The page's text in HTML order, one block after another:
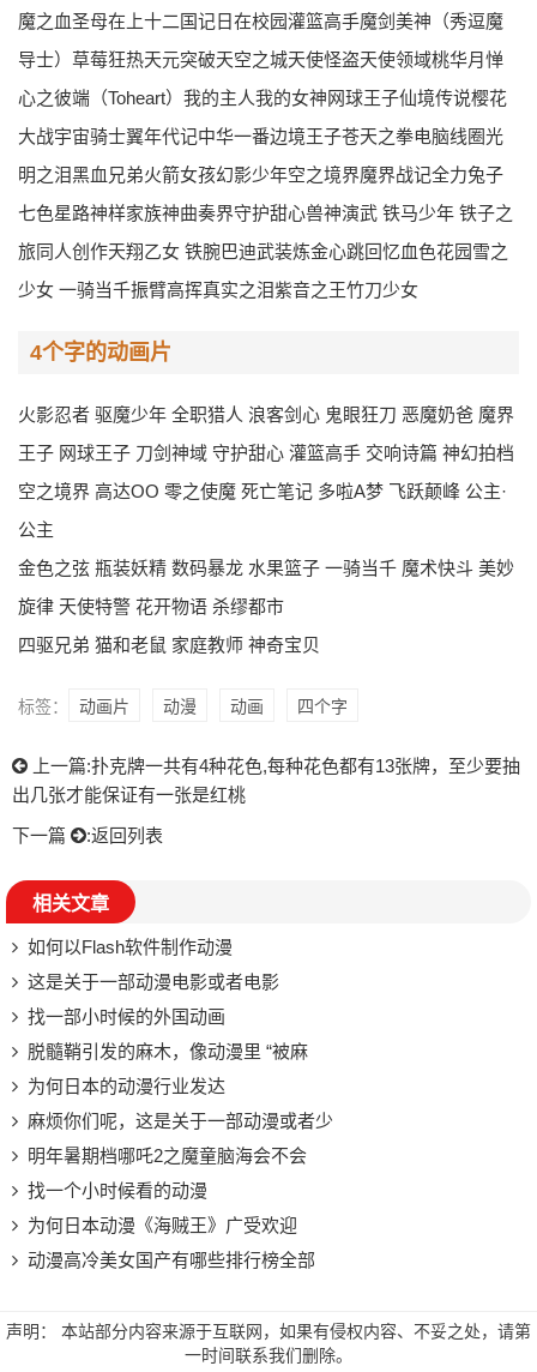
魔之血圣母在上十二国记日在校园灌篮高手魔剑美神（秀逗魔
导士）草莓狂热天元突破天空之城天使怪盗天使领域桃华月惮
心之彼端（Toheart）我的主人我的女神网球王子仙境传说樱花
大战宇宙骑士翼年代记中华一番边境王子苍天之拳电脑线圈光
明之泪黑血兄弟火箭女孩幻影少年空之境界魔界战记全力兔子
七色星路神样家族神曲奏界守护甜心兽神演武 铁马少年 铁子之
旅同人创作天翔乙女 铁腕巴迪武装炼金心跳回忆血色花园雪之
少女 一骑当千振臂高挥真实之泪紫音之王竹刀少女
4个字的动画片
火影忍者 驱魔少年 全职猎人 浪客剑心 鬼眼狂刀 恶魔奶爸 魔界
王子 网球王子 刀剑神域 守护甜心 灌篮高手 交响诗篇 神幻拍档
空之境界 高达OO 零之使魔 死亡笔记 多啦A梦 飞跃颠峰 公主·
公主
金色之弦 瓶装妖精 数码暴龙 水果篮子 一骑当千 魔术快斗 美妙
旋律 天使特警 花开物语 杀缪都市
四驱兄弟 猫和老鼠 家庭教师 神奇宝贝
标签： 动画片 动漫 动画 四个字
上一篇:扑克牌一共有4种花色,每种花色都有13张牌，至少要抽
出几张才能保证有一张是红桃
下一篇
:返回列表
相关文章
如何以Flash软件制作动漫
这是关于一部动漫电影或者电影
找一部小时候的外国动画
脱髓鞘引发的麻木，像动漫里 “被麻
为何日本的动漫行业发达
麻烦你们呢，这是关于一部动漫或者少
明年暑期档哪吒2之魔童脑海会不会
找一个小时候看的动漫
为何日本动漫《海贼王》广受欢迎
动漫高冷美女国产有哪些排行榜全部
声明： 本站部分内容来源于互联网，如果有侵权内容、不妥之处，请第
一时间联系我们删除。